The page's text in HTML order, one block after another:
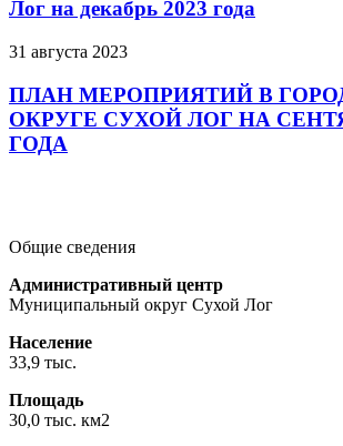
Лог на декабрь 2023 года
31 августа 2023
ПЛАН МЕРОПРИЯТИЙ В
ОКРУГЕ СУХОЙ ЛОГ НА
ГОДА
Общие сведения
Административный центр
Муниципальный округ Сухой Лог
Население
33,9 тыс.
Площадь
30,0 тыс. км2